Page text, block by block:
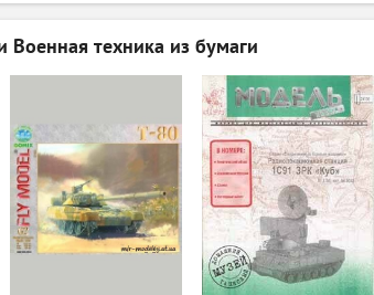
Военная техника из бумаги